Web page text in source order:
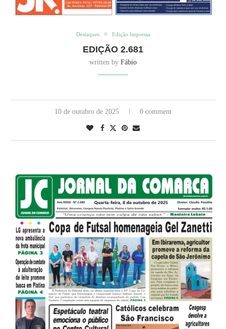
Destaques Edição Impressa
EDIÇÃO 2.681
written by Fábio
10 de outubro de 2025 0 comment